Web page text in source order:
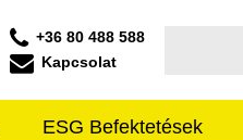
+36 80 488 588
Kapcsolat
ESG Befektetések